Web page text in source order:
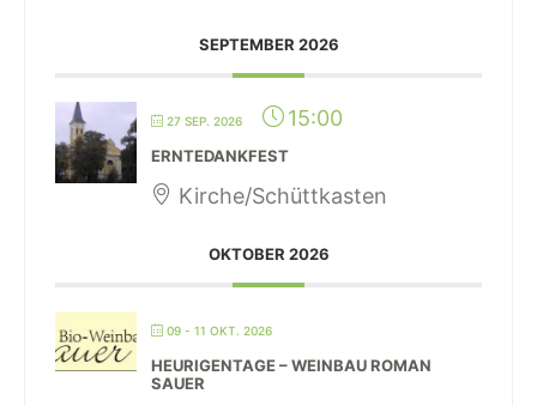
SEPTEMBER 2026
27 SEP. 2026 15:00
ERNTEDANKFEST
Kirche/Schüttkasten
OKTOBER 2026
09 - 11 OKT. 2026
HEURIGENTAGE – WEINBAU ROMAN
SAUER